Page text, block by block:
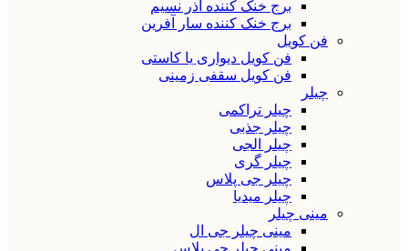
برج خنک کننده آذر نسیم
برج خنک کننده سار آفرین
فن کویل
فن کویل دیواری یا کاستی
فن کویل سقفی زمینی
چیلر
چیلر تراکمی
چیلر جذبی
چیلر الجی
چیلر گری
چیلر جی پلاس
چیلر میدیا
مینی چیلر
مینی چیلر جی ال
مینی چیلر جی پلاس